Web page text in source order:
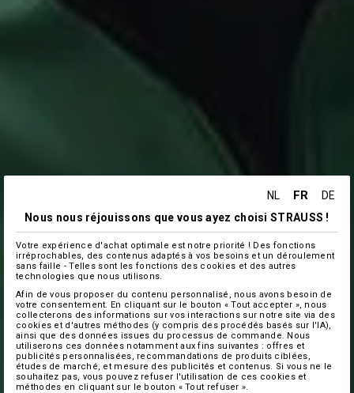
NL FR
DE
Nous nous réjouissons que vous ayez choisi STRAUSS !
Votre expérience d'achat optimale est notre priorité ! Des fonctions
irréprochables, des contenus adaptés à vos besoins et un déroulement
sans faille - Telles sont les fonctions des cookies et des autres
technologies que nous utilisons.
Afin de vous proposer du contenu personnalisé, nous avons besoin de
votre consentement. En cliquant sur le bouton « Tout accepter », nous
collecterons des informations sur vos interactions sur notre site via des
cookies et d'autres méthodes (y compris des procédés basés sur l'IA),
ainsi que des données issues du processus de commande. Nous
utiliserons ces données notamment aux fins suivantes : offres et
publicités personnalisées, recommandations de produits ciblées,
études de marché, et mesure des publicités et contenus. Si vous ne le
souhaitez pas, vous pouvez refuser l'utilisation de ces cookies et
méthodes en cliquant sur le bouton « Tout refuser ».